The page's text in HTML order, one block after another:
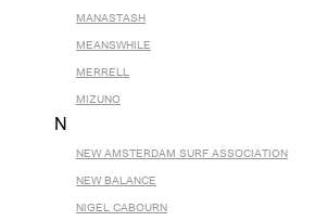
MANASTASH
MEANSWHILE
MERRELL
MIZUNO
N
NEW AMSTERDAM SURF ASSOCIATION
NEW BALANCE
NIGEL CABOURN